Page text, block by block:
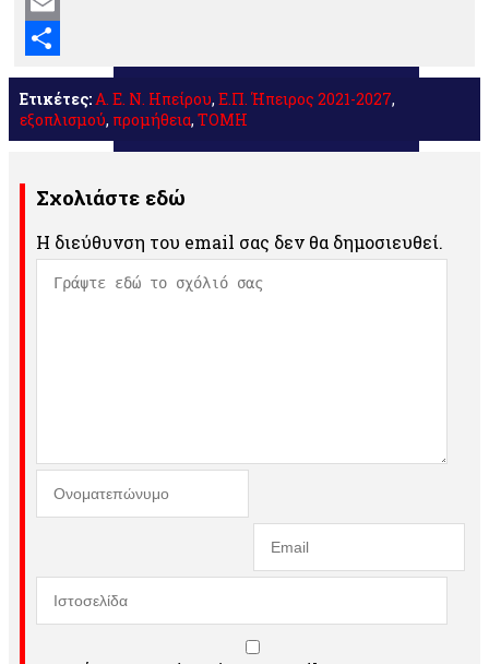
Email
Μοιραστείτε
Ετικέτες:Α. Ε. Ν. Ηπείρου, Ε.Π. Ήπειρος 2021-2027,
εξοπλισμού, προμήθεια, ΤΟΜΗ
Σχολιάστε εδώ
Η διεύθυνση του email σας δεν θα δημοσιευθεί.